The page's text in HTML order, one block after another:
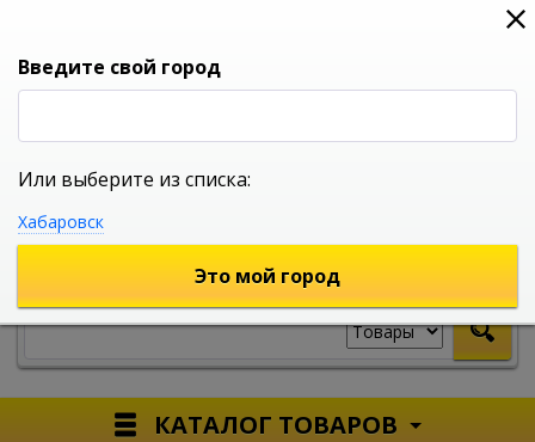
0
УНИВЕРСАЛЬНЫЙ ИНТЕРНЕТ МАГАЗИН
КАТАЛОГ ТОВАРОВ
Введите свой город
Или выберите из списка:
Хабаровск
Это мой город